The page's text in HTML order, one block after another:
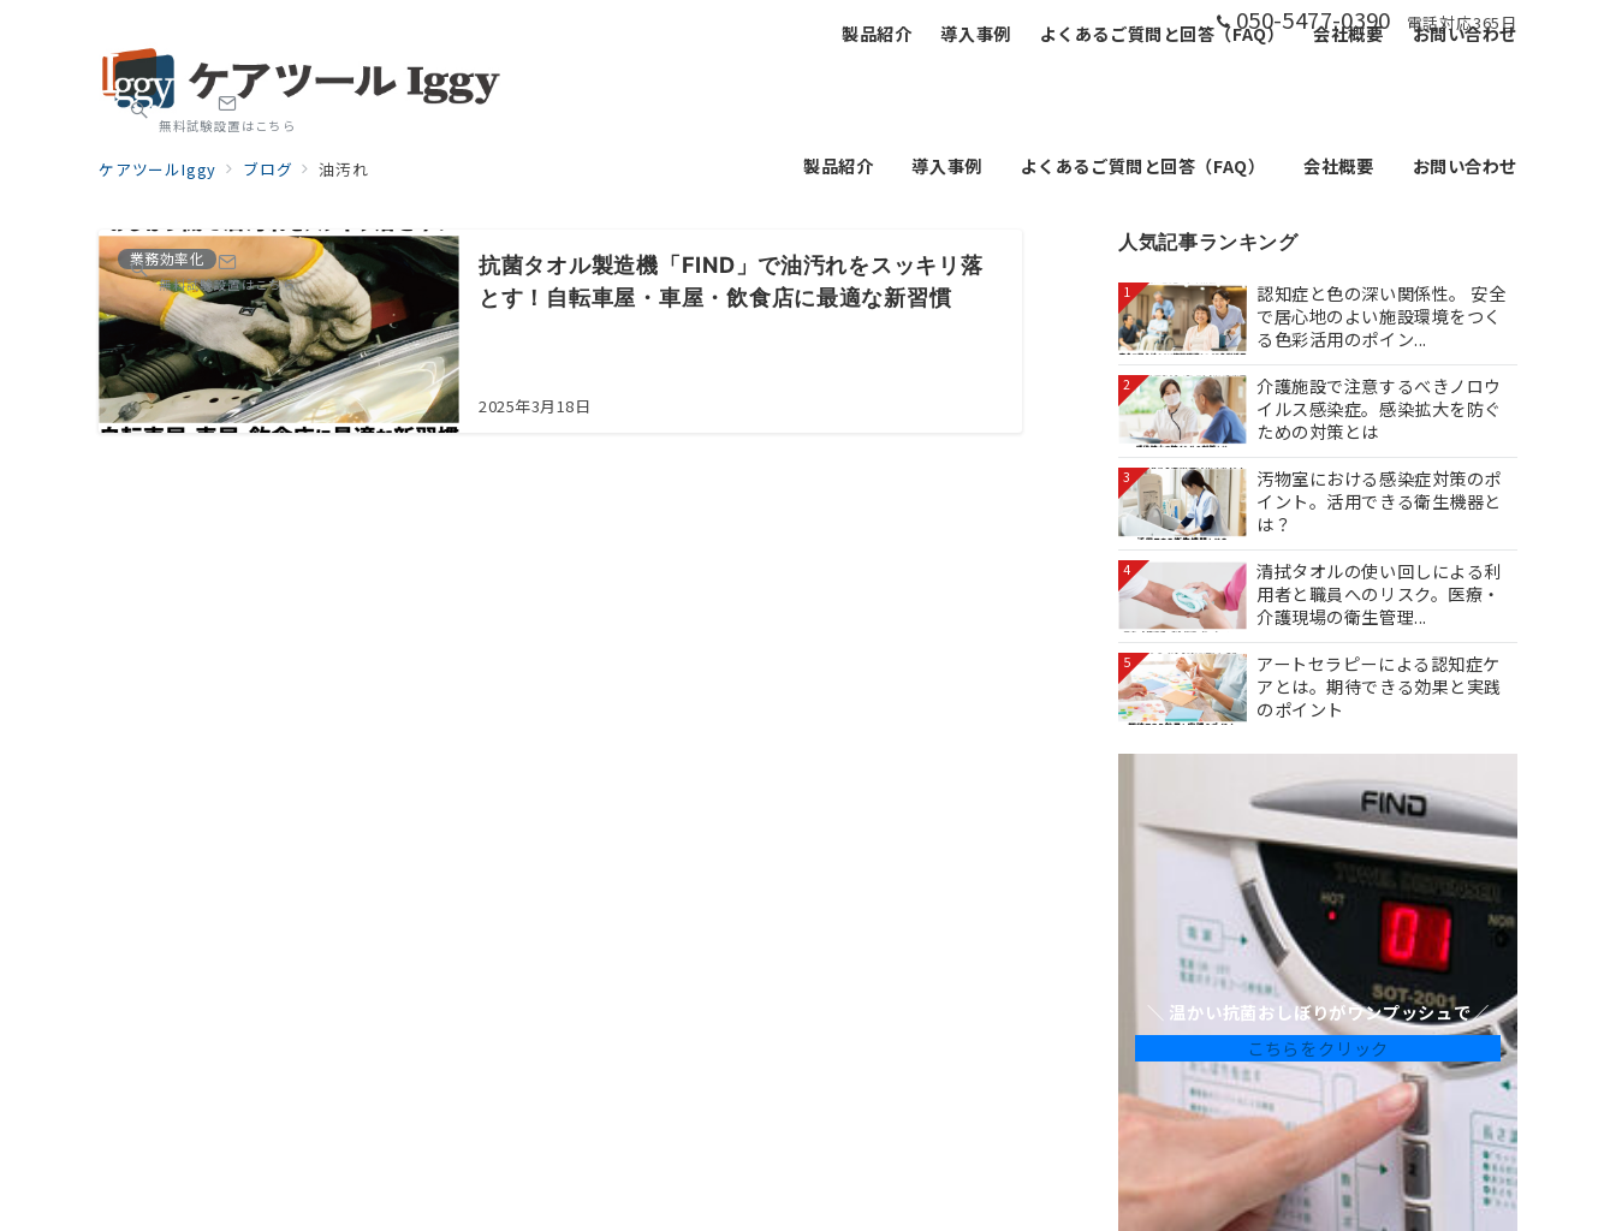
050-5477-0390 電話対応365日
製品紹介 導入事例 よくあるご質問と回答（FAQ） 会社概要 お問い合わせ
無料試験設置はこちら
製品紹介 導入事例 よくあるご質問と回答（FAQ） 会社概要 お問い合わせ
無料試験設置はこちら
ケアツールIggy ブログ 油汚れ
業務効率化
抗菌タオル製造機「FIND」で油汚れをスッキリ落
とす！自転車屋・車屋・飲食店に最適な新習慣
2025年3月18日
人気記事ランキング
1
認知症と色の深い関係性。 安全
で居心地のよい施設環境をつく
る色彩活用のポイン...
2
介護施設で注意するべきノロウ
イルス感染症。感染拡大を防ぐ
ための対策とは
3
汚物室における感染症対策のポ
イント。活用できる衛生機器と
は？
4
清拭タオルの使い回しによる利
用者と職員へのリスク。医療・
介護現場の衛生管理...
5
アートセラピーによる認知症ケ
アとは。期待できる効果と実践
のポイント
＼ 温かい抗菌おしぼりがワンプッシュで／
こちらをクリック